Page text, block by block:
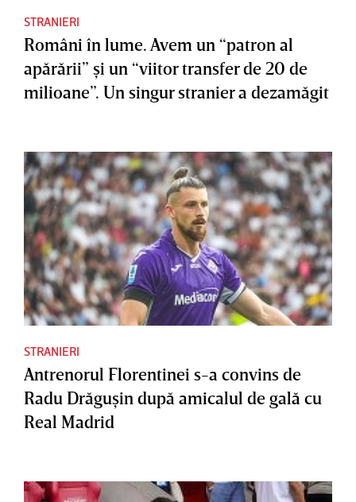
STRANIERI
Români în lume. Avem un “patron al
apărării” şi un “viitor transfer de 20 de
milioane”. Un singur stranier a dezamăgit
STRANIERI
Antrenorul Florentinei s-a convins de
Radu Drăguşin după amicalul de gală cu
Real Madrid